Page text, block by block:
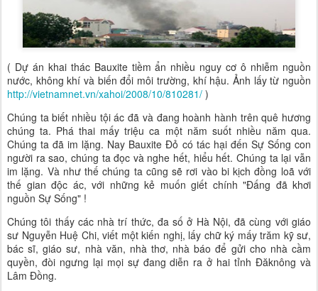
( Dự án khai thác Bauxite tiềm ẩn nhiều nguy cơ ô nhiễm nguồn
nước, không khí và biến đổi môi trường, khí hậu. Ảnh lấy từ nguồn
http://vietnamnet.vn/xahoi/2008/10/810281/ )
Chúng ta biết nhiều tội ác đã và đang hoành hành trên quê hương
chúng ta. Phá thai mấy triệu ca một năm suốt nhiều năm qua.
Chúng ta đã im lặng. Nay Bauxite Đỏ có tác hại đến Sự Sống con
người ra sao, chúng ta đọc và nghe hết, hiểu hết. Chúng ta lại vẫn
im lặng. Và như thế chúng ta cũng sẽ rơi vào bi kịch đồng loã với
thế gian độc ác, với những kẻ muốn giết chính "Đấng đã khơi
nguồn Sự Sống" !
Chúng tôi thấy các nhà trí thức, đa số ở Hà Nội, đã cùng với giáo
sư Nguyễn Huệ Chi, viết một kiến nghị, lấy chữ ký mấy trăm kỹ sư,
bác sĩ, giáo sư, nhà văn, nhà thơ, nhà báo để gửi cho nhà cầm
quyền, đòi ngưng lại mọi sự đang diễn ra ở hai tỉnh Đăknông và
Lâm Đồng.